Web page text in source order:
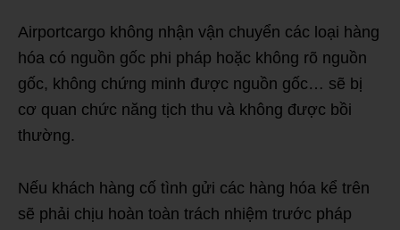
Airportcargo không nhận vận chuyển các loại hàng
hóa có nguồn gốc phi pháp hoặc không rõ nguồn
gốc, không chứng minh được nguồn gốc… sẽ bị
cơ quan chức năng tịch thu và không được bồi
thường.
Nếu khách hàng cố tình gửi các hàng hóa kể trên
sẽ phải chịu hoàn toàn trách nhiệm trước pháp